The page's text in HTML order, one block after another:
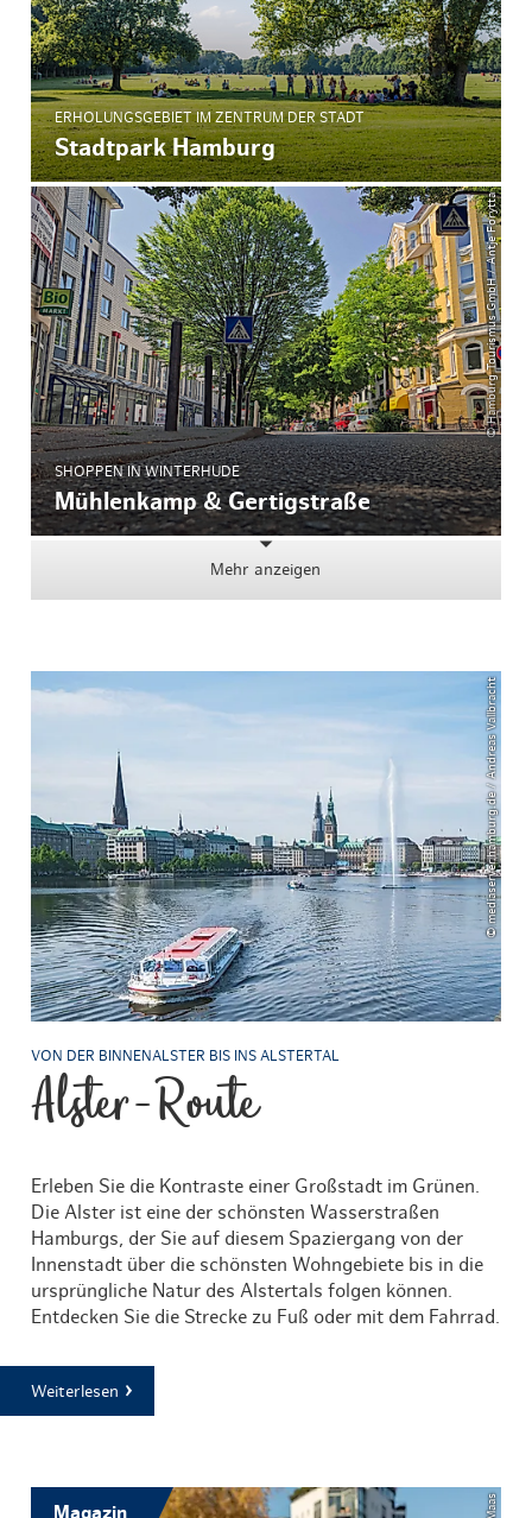
ERHOLUNGSGEBIET IM ZENTRUM DER STADT
Stadtpark Hamburg
© Hamburg Tourismus GmbH / Antje Forytta
SHOPPEN IN WINTERHUDE
Mühlenkamp & Gertigstraße
Mehr anzeigen
© mediaserver.hamburg.de / Andreas Vallbracht
VON DER BINNENALSTER BIS INS ALSTERTAL
Alster-Route
Erleben Sie die Kontraste einer Großstadt im Grünen.
Die Alster ist eine der schönsten Wasserstraßen
Hamburgs, der Sie auf diesem Spaziergang von der
Innenstadt über die schönsten Wohngebiete bis in die
ursprüngliche Natur des Alstertals folgen können.
Entdecken Sie die Strecke zu Fuß oder mit dem Fahrrad.
Weiterlesen
Magazin